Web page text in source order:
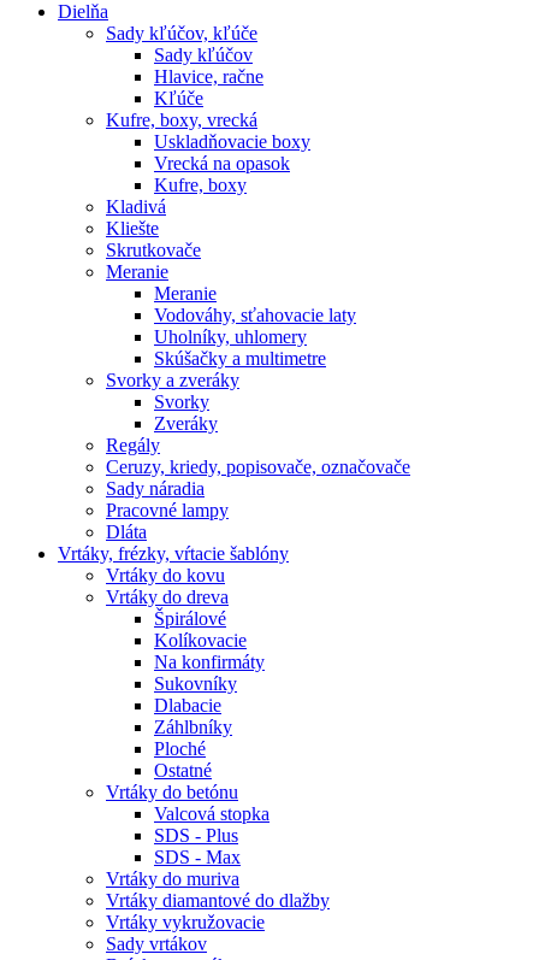
Dielňa
Sady kľúčov, kľúče
Sady kľúčov
Hlavice, račne
Kľúče
Kufre, boxy, vrecká
Uskladňovacie boxy
Vrecká na opasok
Kufre, boxy
Kladivá
Kliešte
Skrutkovače
Meranie
Meranie
Vodováhy, sťahovacie laty
Uholníky, uhlomery
Skúšačky a multimetre
Svorky a zveráky
Svorky
Zveráky
Regály
Ceruzy, kriedy, popisovače, označovače
Sady náradia
Pracovné lampy
Dláta
Vrtáky, frézky, vŕtacie šablóny
Vrtáky do kovu
Vrtáky do dreva
Špirálové
Kolíkovacie
Na konfirmáty
Sukovníky
Dlabacie
Záhlbníky
Ploché
Ostatné
Vrtáky do betónu
Valcová stopka
SDS - Plus
SDS - Max
Vrtáky do muriva
Vrtáky diamantové do dlažby
Vrtáky vykružovacie
Sady vrtákov